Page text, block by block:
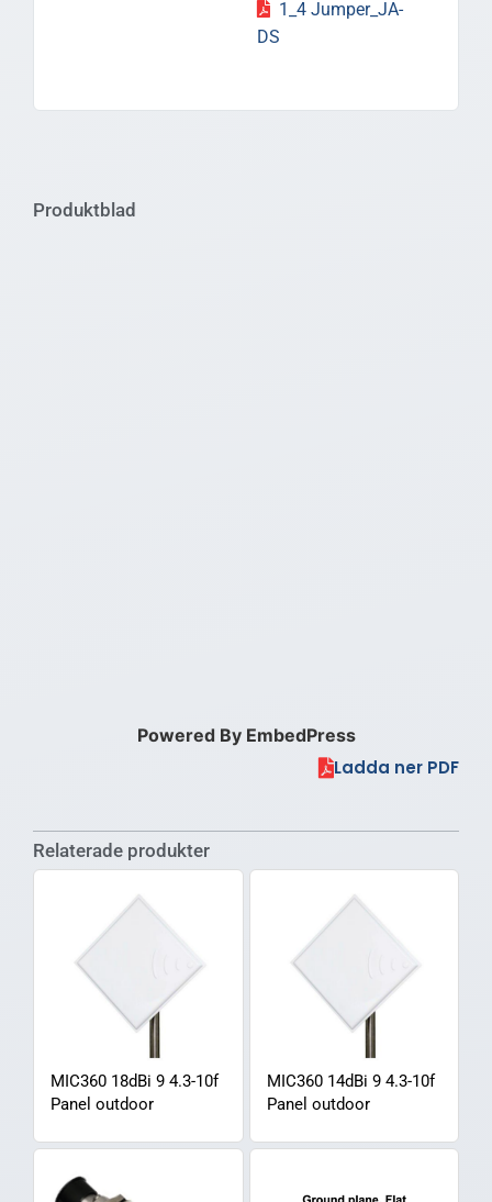
1_4 Jumper_JA-
DS
Produktblad
Powered By EmbedPress
Ladda ner PDF
Relaterade produkter
MIC360 18dBi 9 4.3-10f
Panel outdoor
MIC360 14dBi 9 4.3-10f
Panel outdoor